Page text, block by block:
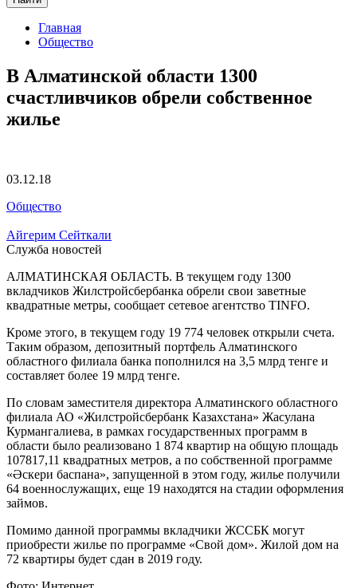
Главная
Общество
В Алматинской области 1300
счастливчиков обрели собственное
жилье
03.12.18
Общество
Айгерим Сейткали
Служба новостей
АЛМАТИНСКАЯ ОБЛАСТЬ. В текущем году 1300
вкладчиков Жилстройсбербанка обрели свои заветные
квадратные метры, сообщает сетевое агентство TINFO.
Кроме этого, в текущем году 19 774 человек открыли счета.
Таким образом, депозитный портфель Алматинского
областного филиала банка пополнился на 3,5 млрд тенге и
составляет более 19 млрд тенге.
По словам заместителя директора Алматинского областного
филиала АО «Жилстройсбербанк Казахстана» Жасулана
Курмангалиева, в рамках государственных программ в
области было реализовано 1 874 квартир на общую площадь
107817,11 квадратных метров, а по собственной программе
«Әскери баспана», запущенной в этом году, жилье получили
64 военнослужащих, еще 19 находятся на стадии оформления
займов.
Помимо данной программы вкладчики ЖССБК могут
приобрести жилье по программе «Свой дом». Жилой дом на
72 квартиры будет сдан в 2019 году.